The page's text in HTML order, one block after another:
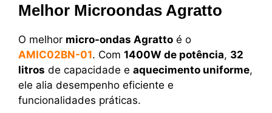
Melhor Microondas Agratto
O melhor micro-ondas Agratto é o
AMIC02BN-01. Com 1400W de potência, 32
litros de capacidade e aquecimento uniforme,
ele alia desempenho eficiente e
funcionalidades práticas.